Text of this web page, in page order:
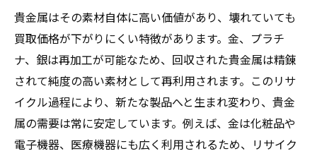
貴金属はその素材自体に高い価値があり、壊れていても
買取価格が下がりにくい特徴があります。金、プラチ
ナ、銀は再加工が可能なため、回収された貴金属は精錬
されて純度の高い素材として再利用されます。このリサ
イクル過程により、新たな製品へと生まれ変わり、貴金
属の需要は常に安定しています。例えば、金は化粧品や
電子機器、医療機器にも広く利用されるため、リサイク